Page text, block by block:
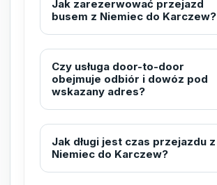
Jak zarezerwować przejazd
busem z Niemiec do Karczew?
Czy usługa door-to-door
obejmuje odbiór i dowóz pod
wskazany adres?
Jak długi jest czas przejazdu z
Niemiec do Karczew?